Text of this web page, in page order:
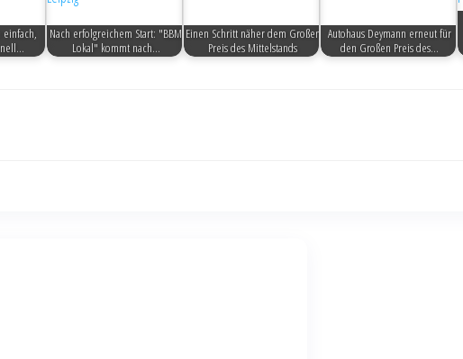
einfach,
Nach erfolgreichem Start: "BBM
Lokal" kommt nach…
Einen Schritt näher dem Großen
Preis des Mittelstands
Autohaus Deymann erneut für
den Großen Preis des…